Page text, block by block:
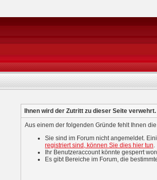
Ihnen wird der Zutritt zu dieser Seite verwehrt.
Aus einem der folgenden Gründe fehlt Ihnen
Sie sind im Forum nicht angemeldet.
registriert sind, können Sie dies hier tun.
Ihr Benutzeraccount könnte gesperrt
Es gibt Bereiche im Forum, die